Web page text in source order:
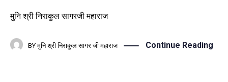
मुनि श्री निराकुल सागरजी महाराज
BY मुनि श्री निराकुल सागर जी महाराज Continue Reading